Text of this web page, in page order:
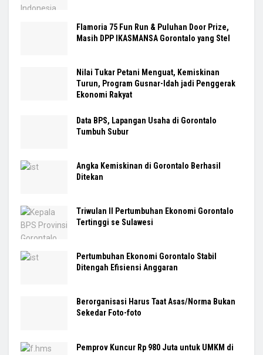
Flamoria 75 Fun Run & Puluhan Door Prize,
Masih DPP IKASMANSA Gorontalo yang Stel
Nilai Tukar Petani Menguat, Kemiskinan
Turun, Program Gusnar-Idah jadi Penggerak
Ekonomi Rakyat
Data BPS, Lapangan Usaha di Gorontalo
Tumbuh Subur
Angka Kemiskinan di Gorontalo Berhasil
Ditekan
Triwulan II Pertumbuhan Ekonomi Gorontalo
Tertinggi se Sulawesi
Pertumbuhan Ekonomi Gorontalo Stabil
Ditengah Efisiensi Anggaran
Berorganisasi Harus Taat Asas/Norma Bukan
Sekedar Foto-foto
Pemprov Kuncur Rp 980 Juta untuk UMKM di